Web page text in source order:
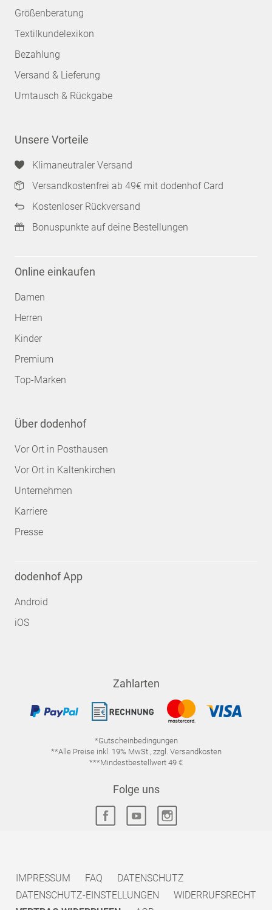
Größenberatung
Textilkundelexikon
Bezahlung
Versand & Lieferung
Umtausch & Rückgabe
Unsere Vorteile
Klimaneutraler Versand
Versandkostenfrei ab 49€ mit dodenhof Card
Kostenloser Rückversand
Bonuspunkte auf deine Bestellungen
Online einkaufen
Damen
Herren
Kinder
Premium
Top-Marken
Über dodenhof
Vor Ort in Posthausen
Vor Ort in Kaltenkirchen
Unternehmen
Karriere
Presse
dodenhof App
Android
iOS
Zahlarten
*Gutscheinbedingungen
**Alle Preise inkl. 19% MwSt., zzgl. Versandkosten
***Mindestbestellwert 49 €
Folge uns
IMPRESSUM FAQ
DATENSCHUTZ
DATENSCHUTZ-EINSTELLUNGEN
WIDERRUFSRECHT